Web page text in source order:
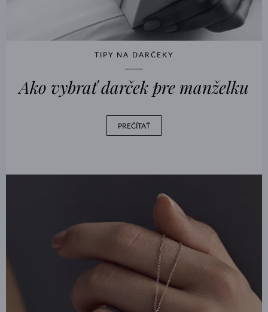
TIPY NA DARČEKY
Ako vybrať darček pre manželku
PREČÍTAŤ